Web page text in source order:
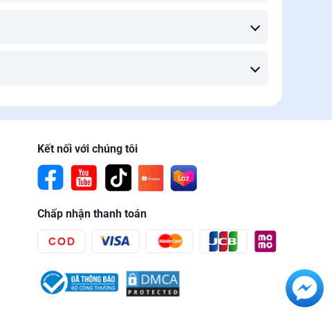
Kết nối với chúng tôi
Chấp nhận thanh toán